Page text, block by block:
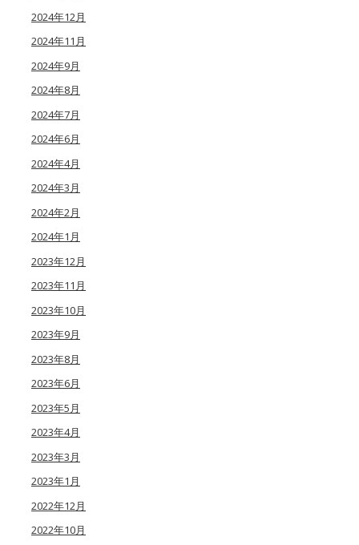
2024年12月
2024年11月
2024年9月
2024年8月
2024年7月
2024年6月
2024年4月
2024年3月
2024年2月
2024年1月
2023年12月
2023年11月
2023年10月
2023年9月
2023年8月
2023年6月
2023年5月
2023年4月
2023年3月
2023年1月
2022年12月
2022年10月